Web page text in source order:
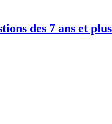
des 7 ans et plus